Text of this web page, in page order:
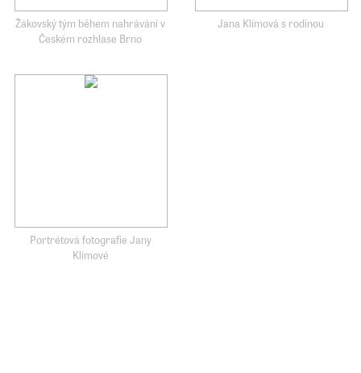
Žákovský tým během nahrávání v
Českém rozhlase Brno
Jana Klímová s rodinou
Portrétová fotografie Jany
Klímové